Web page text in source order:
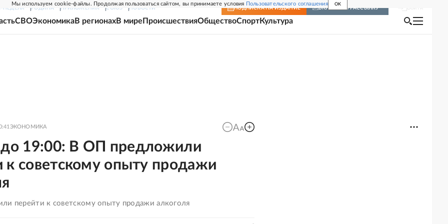
Мы используем cookie-файлы. Продолжая пользоваться сайтом, вы принимаете условия Пользовательского соглашения OK
НЕДЕЛЯ РОДИНА ПРИЛОЖЕНИЯ СОЮЗ НОВОСТИ ПОДПИСКА НА ИЗДАНИЕ ВКЛЮЧИТЬ РАССЫЛКУ
СВОЭкономикаВ регионахВ мире ПроисшествияОбществоСпортКультура
ЭКОНОМИКА
19:00: В ОП предложили
к советскому опыту продажи
перейти к советскому опыту продажи алкоголя